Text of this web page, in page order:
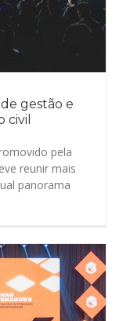
gestão e
civil
pela
reunir mais
panorama